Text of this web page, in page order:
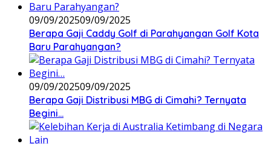
09/09/202509/09/2025
Berapa Gaji Caddy Golf di Parahyangan Golf Kota
Baru Parahyangan?
09/09/202509/09/2025
Berapa Gaji Distribusi MBG di Cimahi? Ternyata
Begini…